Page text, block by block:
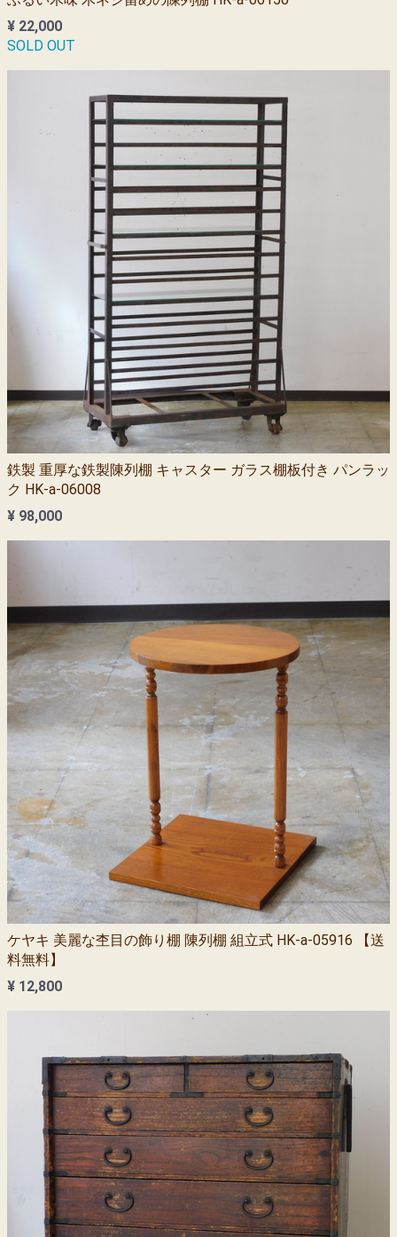
¥ 22,000
SOLD OUT
鉄製 重厚な鉄製陳列棚 キャスター ガラス棚板付き パンラッ
ク HK-a-06008
¥ 98,000
ケヤキ 美麗な杢目の飾り棚 陳列棚 組立式 HK-a-05916 【送
料無料】
¥ 12,800